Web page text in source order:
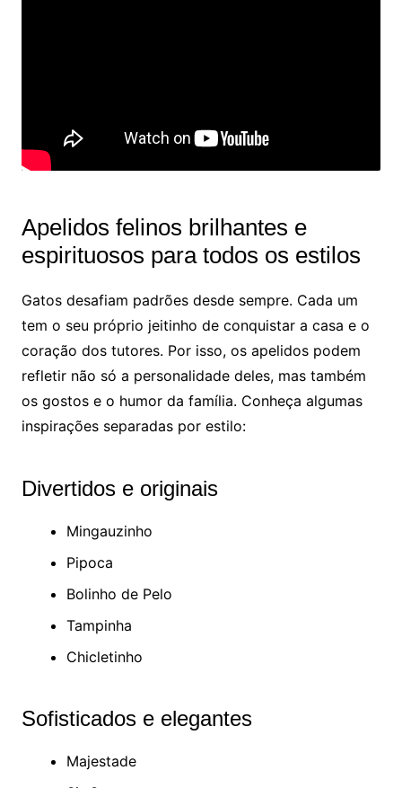
Apelidos felinos brilhantes e
espirituosos para todos os estilos
Gatos desafiam padrões desde sempre. Cada um
tem o seu próprio jeitinho de conquistar a casa e o
coração dos tutores. Por isso, os apelidos podem
refletir não só a personalidade deles, mas também
os gostos e o humor da família. Conheça algumas
inspirações separadas por estilo:
Divertidos e originais
Mingauzinho
Pipoca
Bolinho de Pelo
Tampinha
Chicletinho
Sofisticados e elegantes
Majestade